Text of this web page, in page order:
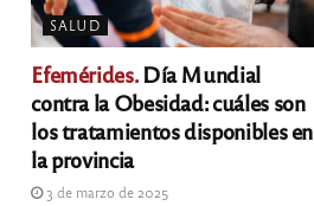
SALUD
Efemérides.Día Mundial
contra la Obesidad: cuáles son
los tratamientos disponibles en
la provincia
3 de marzo de 2025